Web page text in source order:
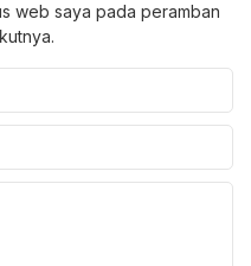
web saya pada peramban